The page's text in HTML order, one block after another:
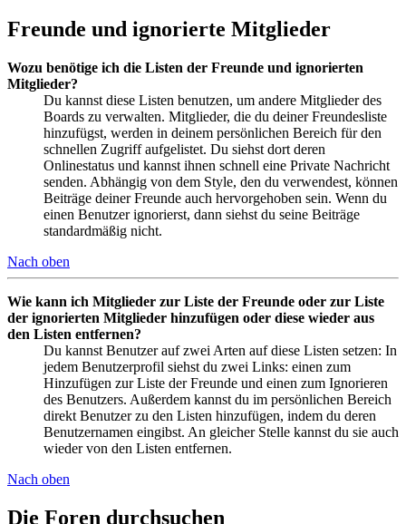
Freunde und ignorierte Mitglieder
Wozu benötige ich die Listen der Freunde und ignorierten
Mitglieder?
Du kannst diese Listen benutzen, um andere Mitglieder des
Boards zu verwalten. Mitglieder, die du deiner Freundesliste
hinzufügst, werden in deinem persönlichen Bereich für den
schnellen Zugriff aufgelistet. Du siehst dort deren
Onlinestatus und kannst ihnen schnell eine Private Nachricht
senden. Abhängig von dem Style, den du verwendest, können
Beiträge deiner Freunde auch hervorgehoben sein. Wenn du
einen Benutzer ignorierst, dann siehst du seine Beiträge
standardmäßig nicht.
Nach oben
Wie kann ich Mitglieder zur Liste der Freunde oder zur Liste
der ignorierten Mitglieder hinzufügen oder diese wieder aus
den Listen entfernen?
Du kannst Benutzer auf zwei Arten auf diese Listen setzen: In
jedem Benutzerprofil siehst du zwei Links: einen zum
Hinzufügen zur Liste der Freunde und einen zum Ignorieren
des Benutzers. Außerdem kannst du im persönlichen Bereich
direkt Benutzer zu den Listen hinzufügen, indem du deren
Benutzernamen eingibst. An gleicher Stelle kannst du sie auch
wieder von den Listen entfernen.
Nach oben
Die Foren durchsuchen